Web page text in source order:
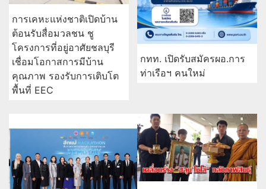
การเคหะแห่งชาติเปิดบ้าน
ต้อนรับสื่อมวลชน ชู
โครงการที่อยู่อาศัยชลบุรี
เชื่อมโอกาสการมีบ้าน
คุณภาพ รองรับการเติบโต
พื้นที่ EEC
กทท. เปิดรับสมัครผอ.การ
ท่าเรือฯ คนใหม่